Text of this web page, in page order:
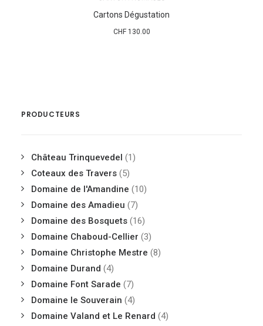
Cartons Dégustation
CHF130.00
PRODUCTEURS
Château Trinquevedel (1)
Coteaux des Travers (5)
Domaine de l'Amandine (10)
Domaine des Amadieu (7)
Domaine des Bosquets (16)
Domaine Chaboud-Cellier (3)
Domaine Christophe Mestre (8)
Domaine Durand (4)
Domaine Font Sarade (7)
Domaine le Souverain (4)
Domaine Valand et Le Renard (4)